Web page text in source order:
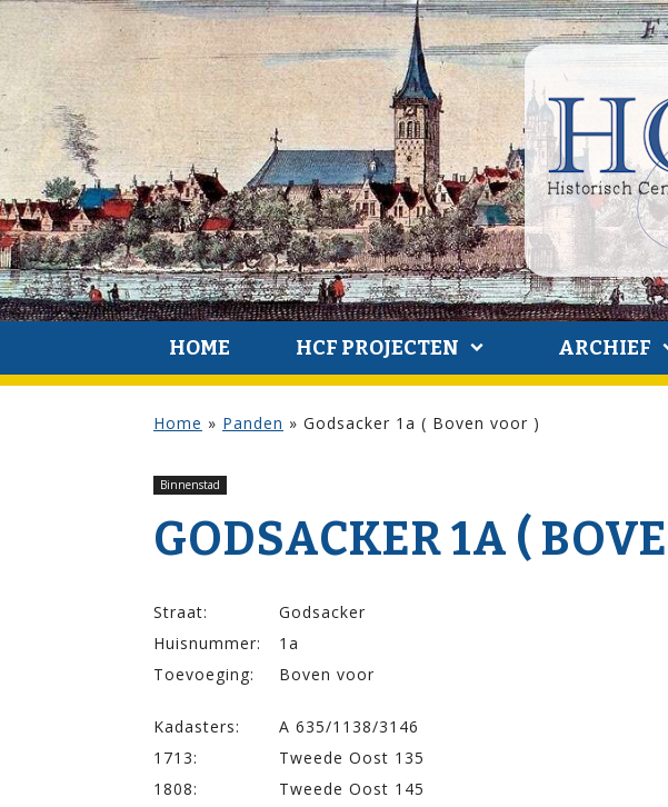
HOME HCF PROJECTEN ARCHIEF
Home » Panden » Godsacker 1a ( Boven voor )
Binnenstad
GODSACKER 1A (
Straat:
Godsacker
Huisnummer:
1a
Toevoeging:
Boven voor
Kadasters:
A 635/1138/3146
1713:
Tweede Oost 135
1808:
Tweede Oost 145